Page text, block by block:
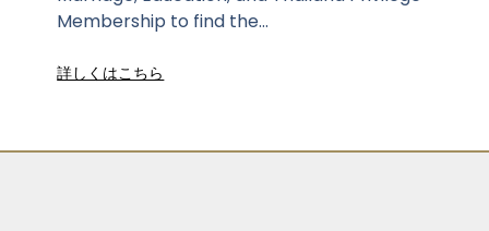
Membership to find the...
詳しくはこちら